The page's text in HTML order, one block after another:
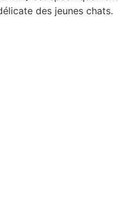
des jeunes chats.